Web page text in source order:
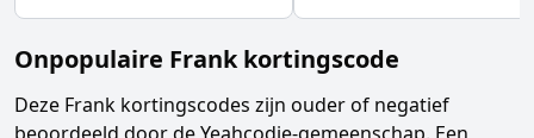
Onpopulaire Frankkortingscode
Deze Frank kortingscodes zijn ouder of negatief